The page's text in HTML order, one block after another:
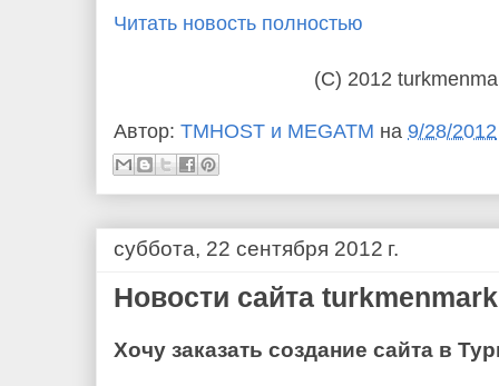
Читать новость полностью
(C) 2012
Автор: TMHOST и MEGATM на 9/28/2012
суббота, 22 сентября 2012 г.
Новости сайта
Хочу заказать создание сайта в